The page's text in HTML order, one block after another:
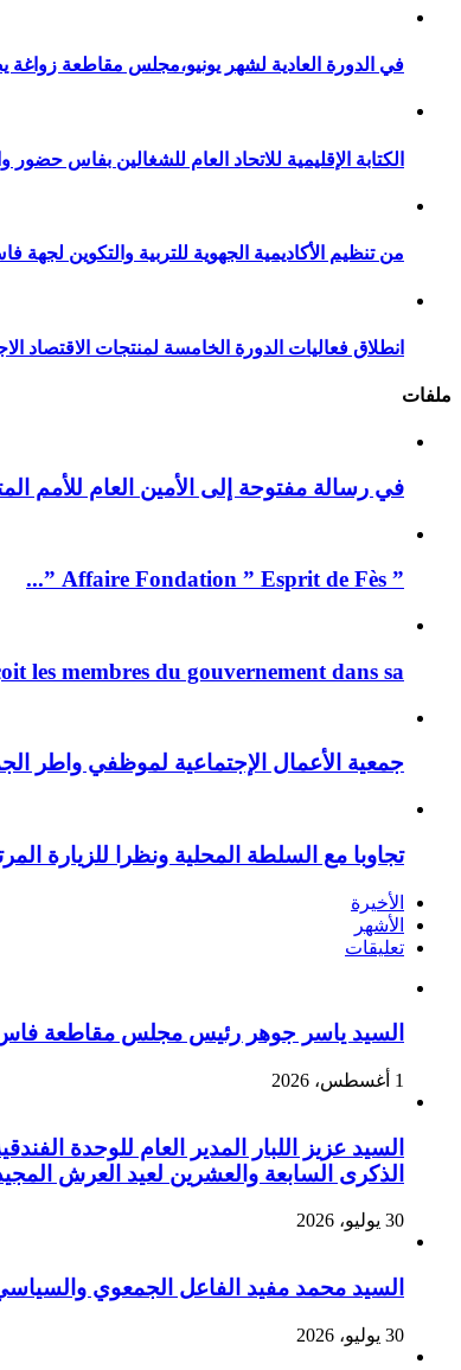
في الدورة العادية لشهر يونيو،مجلس مقاطعة
الكتابة الإقليمية للاتحاد العام للشغالين بفاس
من تنظيم الأكاديمية الجهوية للتربية والتكوين
انطلاق فعاليات الدورة الخامسة لمنتجات الاقتصاد
ملفات
في رسالة مفتوحة إلى الأمين العام للأمم
” Affaire Fondation ” Esprit de Fès ”...
les membres du gouvernement dans sa ...
جمعية الأعمال الإجتماعية لموظفي واطر
تجاوبا مع السلطة المحلية ونظرا للزيارة
الأخيرة
الأشهر
تعليقات
السيد ياسر جوهر رئيس مجلس مقاطعة فاس المدينة
1 أغسطس، 2026
السيد عزيز اللبار المدير العام للوحدة
الذكرى السابعة والعشرين لعيد العرش
30 يوليو، 2026
السيد محمد مفيد الفاعل الجمعوي والسياسي بفاس
30 يوليو، 2026